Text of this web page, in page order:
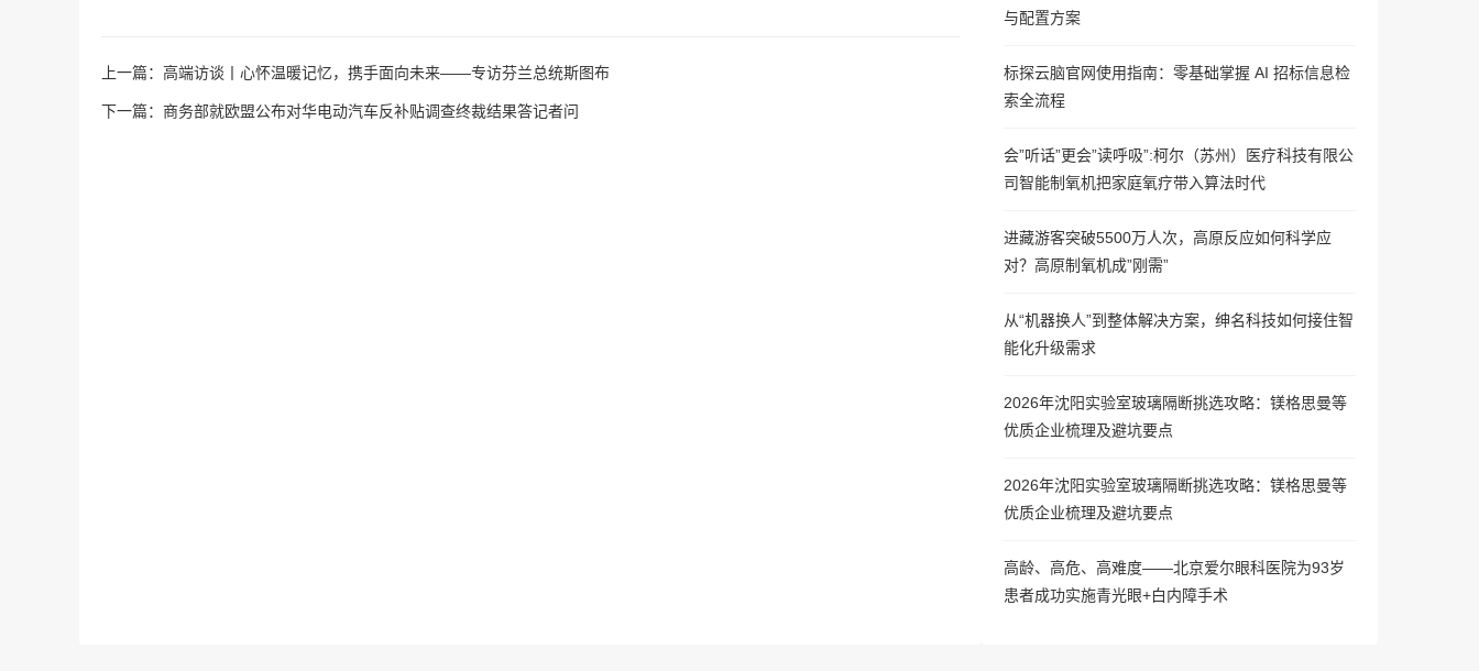
上一篇： 高端访谈丨心怀温暖记忆，携手面向未来——专访芬兰总统斯图布
下一篇： 商务部就欧盟公布对华电动汽车反补贴调查终裁结果答记者问
与配置方案
标探云脑官网使用指南：零基础掌握 AI 招标信息检
索全流程
会”听话”更会”读呼吸”:柯尔（苏州）医疗科技有限公
司智能制氧机把家庭氧疗带入算法时代
进藏游客突破5500万人次，高原反应如何科学应
对？高原制氧机成”刚需”
从“机器换人”到整体解决方案，绅名科技如何接住智
能化升级需求
2026年沈阳实验室玻璃隔断挑选攻略：镁格思曼等
优质企业梳理及避坑要点
2026年沈阳实验室玻璃隔断挑选攻略：镁格思曼等
优质企业梳理及避坑要点
高龄、高危、高难度——北京爱尔眼科医院为93岁
患者成功实施青光眼+白内障手术